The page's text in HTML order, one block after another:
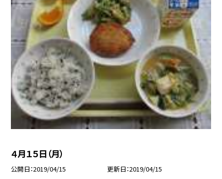
４月１５日（月）
公開日 2019/04/15 更新日 2019/04/15